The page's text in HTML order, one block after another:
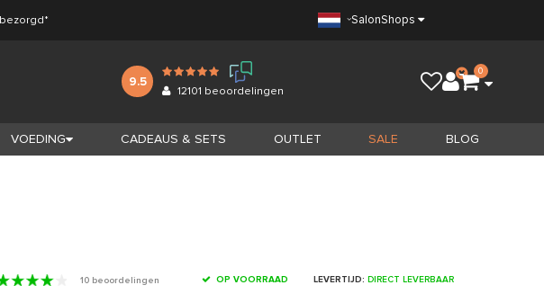
bezorgd* SalonShops
9.5
12101 beoordelingen
0
VOEDING CADEAUS & SETS OUTLET SALE BLOG
10 beoordelingen OP VOORRAAD LEVERTIJD: DIRECT LEVERBAAR